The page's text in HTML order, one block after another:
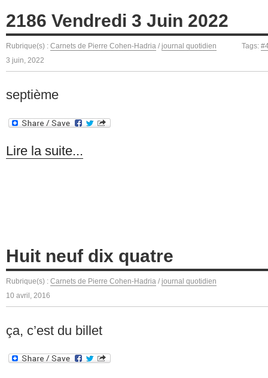
2186 Vendredi 3 Juin 2022
Rubrique(s) : Carnets de Pierre Cohen-Hadria / journal quotidien Tags:
3 juin, 2022
septième
Lire la suite...
Huit neuf dix quatre
Rubrique(s) : Carnets de Pierre Cohen-Hadria / journal quotidien
10 avril, 2016
ça, c’est du billet